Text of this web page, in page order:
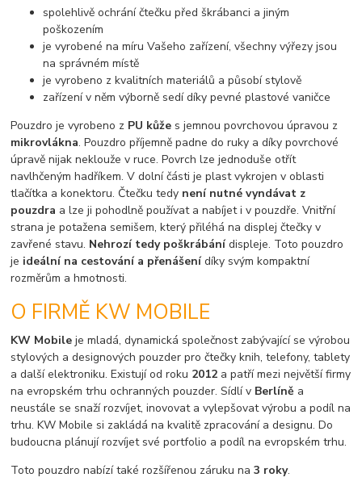
spolehlivě ochrání čtečku před škrábanci a jiným
poškozením
je vyrobené na míru Vašeho zařízení, všechny výřezy jsou
na správném místě
je vyrobeno z kvalitních materiálů a působí stylově
zařízení v něm výborně sedí díky pevné plastové vaničce
Pouzdro je vyrobeno z PU kůže s jemnou povrchovou úpravou z
mikrovlákna. Pouzdro příjemně padne do ruky a díky povrchové
úpravě nijak neklouže v ruce. Povrch lze jednoduše otřít
navlhčeným hadříkem. V dolní části je plast vykrojen v oblasti
tlačítka a konektoru. Čtečku tedy není nutné vyndávat z
pouzdra a lze ji pohodlně používat a nabíjet i v pouzdře. Vnitřní
strana je potažena semišem, který přiléhá na displej čtečky v
zavřené stavu. Nehrozí tedy poškrábánídispleje. Toto pouzdro
je ideální na cestování a přenášenídíky svým kompaktní
rozměrům a hmotnosti.
O FIRMĚ KW MOBILE
KW Mobile je mladá, dynamická společnost zabývající se výrobou
stylových a designových pouzder pro čtečky knih, telefony, tablety
a další elektroniku. Existují od roku 2012 a patří mezi největší firmy
na evropském trhu ochranných pouzder. Sídlí v Berlíně a
neustále se snaží rozvíjet, inovovat a vylepšovat výrobu a podíl na
trhu. KW Mobile si zakládá na kvalitě zpracování a designu. Do
budoucna plánují rozvíjet své portfolio a podíl na evropském trhu.
Toto pouzdro nabízí také rozšířenou záruku na3 roky.